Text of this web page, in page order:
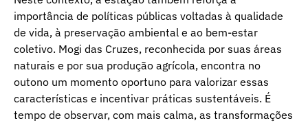
importância de políticas públicas voltadas à qualidade
de vida, à preservação ambiental e ao bem-estar
coletivo. Mogi das Cruzes, reconhecida por suas áreas
naturais e por sua produção agrícola, encontra no
outono um momento oportuno para valorizar essas
características e incentivar práticas sustentáveis. É
tempo de observar, com mais calma, as transformações